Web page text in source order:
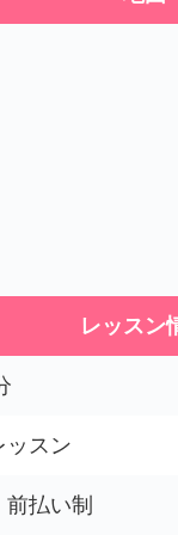
レッスン
ッスン
払い制